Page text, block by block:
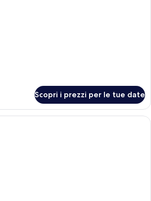
Scopri i prezzi per le tue date